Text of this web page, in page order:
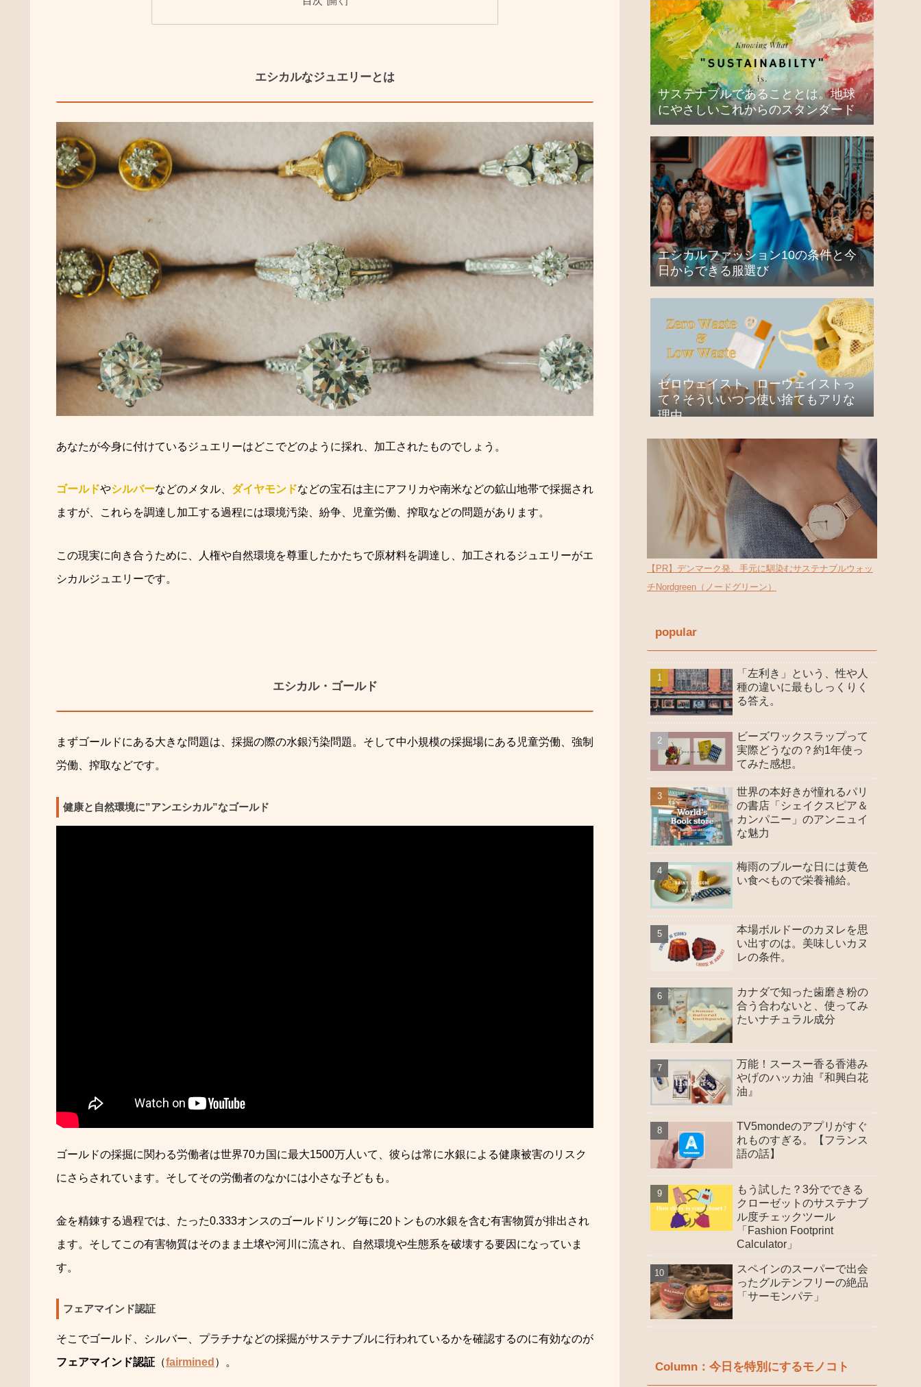
エシカルなジュエリーとは
あなたが今身に付けているジュエリーはどこでどのように採れ、加工されたものでしょう。
ゴールドやシルバーなどのメタル、 ダイヤモンドなどの宝石は主にアフリカや南米などの鉱山地帯で採掘され
ますが、これらを調達し加工する過程には環境汚染、紛争、児童労働、搾取などの問題があります。
この現実に向き合うために、人権や自然環境を尊重したかたちで原材料を調達し、加工されるジュエリーがエ
シカルジュエリーです。
エシカル・ゴールド
まずゴールドにある大きな問題は、採掘の際の水銀汚染問題。そして中小規模の採掘場にある児童労働、強制
労働、搾取などです。
健康と自然環境に”アンエシカル”なゴールド
ゴールドの採掘に関わる労働者は世界70カ国に最大1500万人いて、彼らは常に水銀による健康被害のリスク
にさらされています。そしてその労働者のなかには小さな子どもも。
金を精錬する過程では、たった0.333オンスのゴールドリング毎に20トンもの水銀を含む有害物質が排出され
ます。そしてこの有害物質はそのまま土壌や河川に流され、自然環境や生態系を破壊する要因になっていま
す。
フェアマインド認証
そこでゴールド、シルバー、プラチナなどの採掘がサステナブルに行われているかを確認するのに有効なのが
フェアマインド認証 （fairmined ）。
サステナブルであることとは。地球
にやさしいこれからのスタンダード
エシカルファッション10の条件と今
日からできる服選び
ゼロウェイスト、ローウェイストっ
て？そういいつつ使い捨てもアリな
理由。
【PR】デンマーク発、手元に馴染むサステナブルウォッ
チNordgreen（ノードグリーン）
popular
「左利き」という、性や人
種の違いに最もしっくりく
る答え。
ビーズワックスラップって
実際どうなの？約1年使っ
てみた感想。
世界の本好きが憧れるパリ
の書店「シェイクスピア＆
カンパニー」のアンニュイ
な魅力
梅雨のブルーな日には黄色
い食べもので栄養補給。
本場ボルドーのカヌレを思
い出すのは。美味しいカヌ
レの条件。
カナダで知った歯磨き粉の
合う合わないと、使ってみ
たいナチュラル成分
万能！スースー香る香港み
やげのハッカ油『和興白花
油』
TV5mondeのアプリがすぐ
れものすぎる。【フランス
語の話】
もう試した？3分でできる
クローゼットのサステナブ
ル度チェックツール
「Fashion Footprint
Calculator」
スペインのスーパーで出会
ったグルテンフリーの絶品
「サーモンパテ」
Column：今日を特別にするモノコト